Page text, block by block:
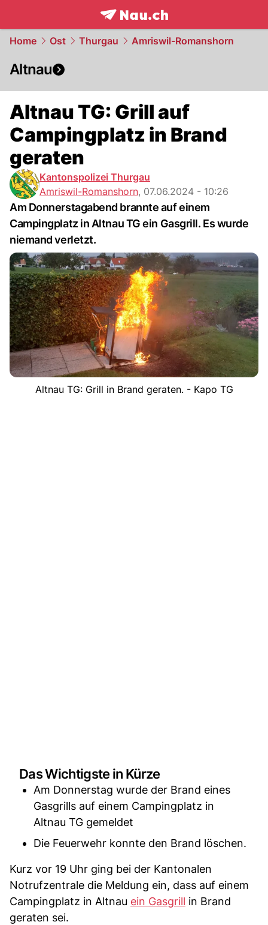
frontpage.NAU.ch
Home Ost Thurgau Amriswil-Romanshorn
Altnau
Altnau TG: Grill auf
Campingplatz in Brand
geraten
Kantonspolizei Thurgau
Amriswil-Romanshorn, 07.06.2024 - 10:26
Am Donnerstagabend brannte auf einem
Campingplatz in Altnau TG ein Gasgrill. Es wurde
niemand verletzt.
Altnau TG: Grill in Brand geraten. - Kapo TG
Das Wichtigste in Kürze
Am Donnerstag wurde der Brand eines
Gasgrills auf einem Campingplatz in
Altnau TG gemeldet
Die Feuerwehr konnte den Brand löschen.
Kurz vor 19 Uhr ging bei der Kantonalen
Notrufzentrale die Meldung ein, dass auf einem
Campingplatz in Altnau ein Gasgrill in Brand
geraten sei.